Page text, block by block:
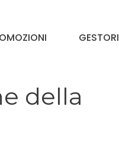
GESTORI
della